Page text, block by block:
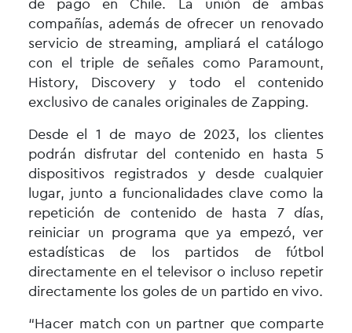
compañías, además de ofrecer un renovado
servicio de streaming, ampliará el catálogo
con el triple de señales como Paramount,
History, Discovery y todo el contenido
exclusivo de canales originales de Zapping.
Desde el 1 de mayo de 2023, los clientes
podrán disfrutar del contenido en hasta 5
dispositivos registrados y desde cualquier
lugar, junto a funcionalidades clave como la
repetición de contenido de hasta 7 días,
reiniciar un programa que ya empezó, ver
estadísticas de los partidos de fútbol
directamente en el televisor o incluso repetir
directamente los goles de un partido en vivo.
“Hacer match con un partner que comparte